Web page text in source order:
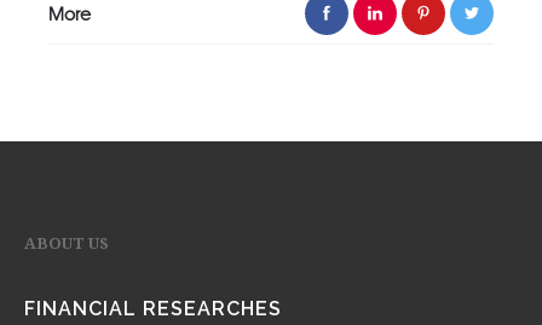
More
ABOUT US
FINANCIAL RESEARCHES